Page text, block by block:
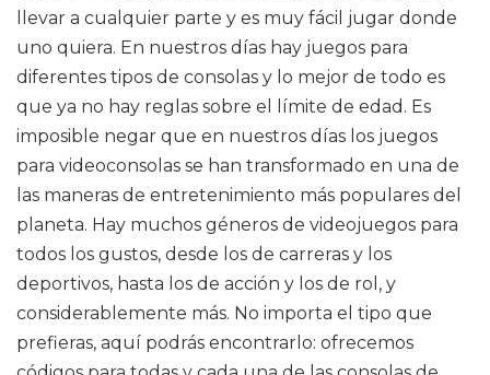
llevar a cualquier parte y es muy fácil jugar donde
uno quiera. En nuestros días hay juegos para
diferentes tipos de consolas y lo mejor de todo es
que ya no hay reglas sobre el límite de edad. Es
imposible negar que en nuestros días los juegos
para videoconsolas se han transformado en una de
las maneras de entretenimiento más populares del
planeta. Hay muchos géneros de videojuegos para
todos los gustos, desde los de carreras y los
deportivos, hasta los de acción y los de rol, y
considerablemente más. No importa el tipo que
prefieras, aquí podrás encontrarlo: ofrecemos